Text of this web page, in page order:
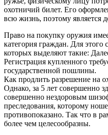
охотничий билет. Его
всю жизнь, поэтому является
Право на покупку оружия
категория граждан. Для этого
которых выделяют такие:
Регистрация купленного
государственной пошлины.
Как продлить разрешение на
Однако, за 5 лет совершенно
совершенно нездоровым
преследования, которому
противопоказано. Так что в
более чем целесообразны.